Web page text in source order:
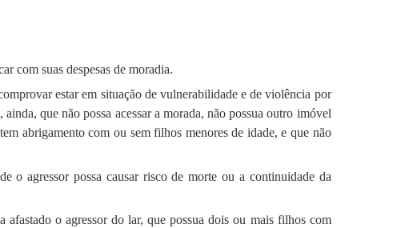
com suas despesas de moradia.
estar em situação de vulnerabilidade e de violência por
que não possa acessar a morada, não possua outro imóvel
abrigamento com ou sem filhos menores de idade, e que não
o agressor possa causar risco de morte ou a continuidade da
o agressor do lar, que possua dois ou mais filhos com